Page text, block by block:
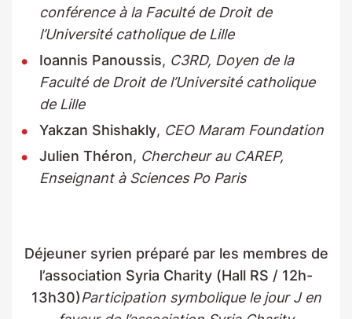
conférence à la Faculté de Droit de
l’Université catholique de Lille
Ioannis Panoussis, C3RD, Doyen de la
Faculté de Droit de l’Université catholique
de Lille
Yakzan Shishakly, CEO Maram Foundation
Julien Théron, Chercheur au CAREP,
Enseignant à Sciences Po Paris
Déjeuner syrien préparé par les membres de
l’association Syria Charity (Hall RS / 12h-
13h30)Participation symbolique le jour J en